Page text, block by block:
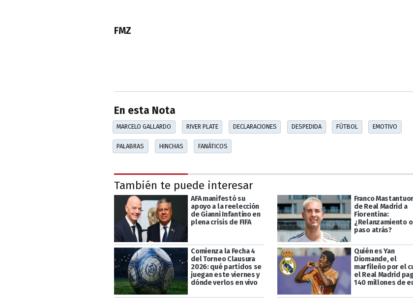
FMZ
En esta Nota
MARCELO GALLARDO RIVER PLATE DECLARACIONES DESPEDIDA FÚTBOL EMOTIVO
PALABRAS HINCHAS FANÁTICOS
También te puede interesar
AFA manifestó su
apoyo a la reelección
de Gianni Infantino en
plena crisis de FIFA
Franco
de Real Madrid a
Fiorentina:
¿Relanzamiento o
paso atrás?
Comienza la Fecha 4
del Torneo Clausura
2026: qué partidos se
juegan este viernes y
dónde verlos en vivo
Quién es Yan
Diomande, el
marfileño por el
el Real Madrid
140 millones de